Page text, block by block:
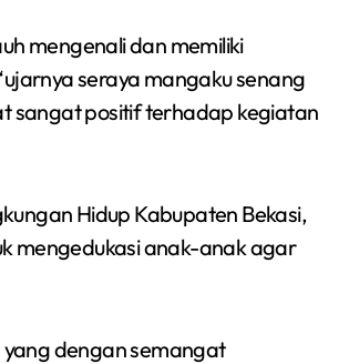
mengenali dan memiliki
seraya mangaku senang
sangat positif terhadap kegiatan
Hidup Kabupaten Bekasi,
mengedukasi anak-anak agar
dengan semangat
Cup